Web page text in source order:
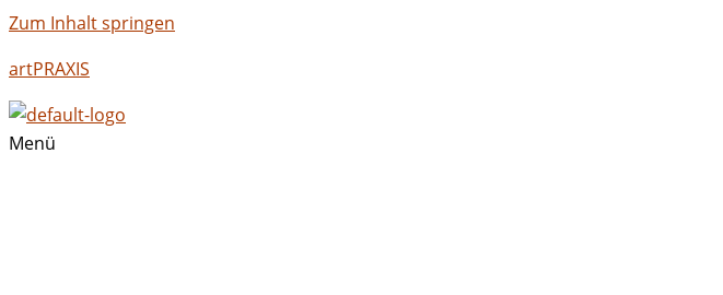
Zum Inhalt springen
artPRAXIS
Menü